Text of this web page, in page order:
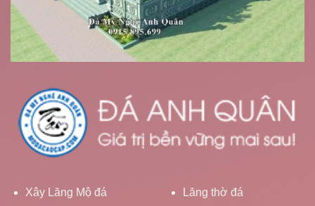
Xây Lăng Mộ đá Lăng thờ đá